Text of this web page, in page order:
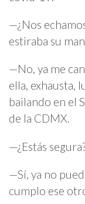
—¿Nos
estiraba su
—No, ya me
ella, exhausta,
bailando en el
de la CDMX.
—¿Estás
—Sí, ya no
cumplo ese